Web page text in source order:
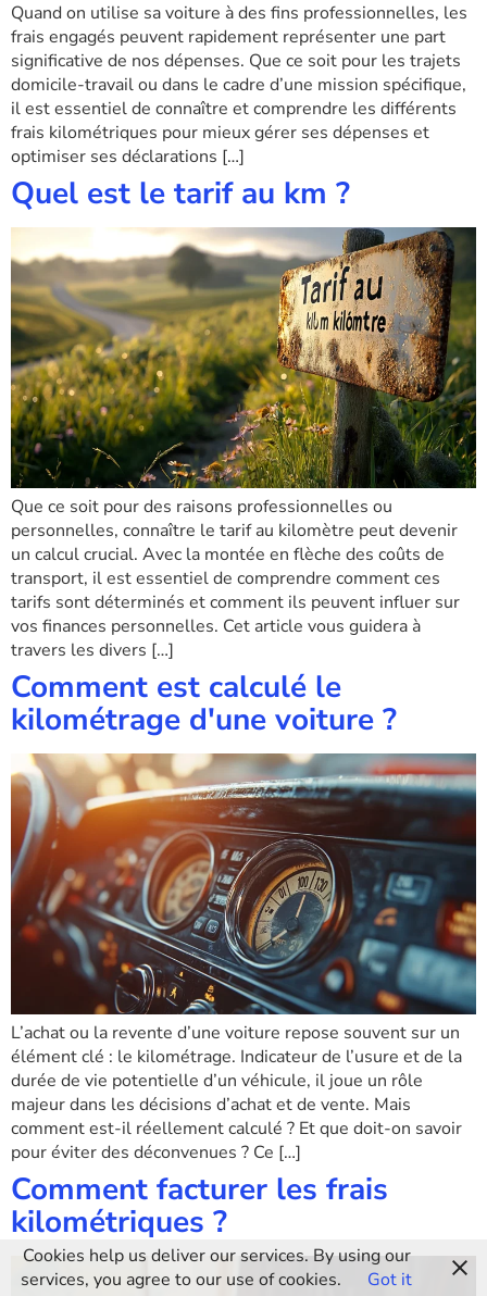
Quand on utilise sa voiture à des fins professionnelles, les
frais engagés peuvent rapidement représenter une part
significative de nos dépenses. Que ce soit pour les trajets
domicile-travail ou dans le cadre d’une mission spécifique,
il est essentiel de connaître et comprendre les différents
frais kilométriques pour mieux gérer ses dépenses et
optimiser ses déclarations […]
Quel est le tarif au km ?
Que ce soit pour des raisons professionnelles ou
personnelles, connaître le tarif au kilomètre peut devenir
un calcul crucial. Avec la montée en flèche des coûts de
transport, il est essentiel de comprendre comment ces
tarifs sont déterminés et comment ils peuvent influer sur
vos finances personnelles. Cet article vous guidera à
travers les divers […]
Comment est calculé le
kilométrage d'une voiture ?
L’achat ou la revente d’une voiture repose souvent sur un
élément clé : le kilométrage. Indicateur de l’usure et de la
durée de vie potentielle d’un véhicule, il joue un rôle
majeur dans les décisions d’achat et de vente. Mais
comment est-il réellement calculé ? Et que doit-on savoir
pour éviter des déconvenues ? Ce […]
Comment facturer les frais
kilométriques ?
Cookies help us deliver our services. By using our
services, you agree to our use of cookies.
Got it